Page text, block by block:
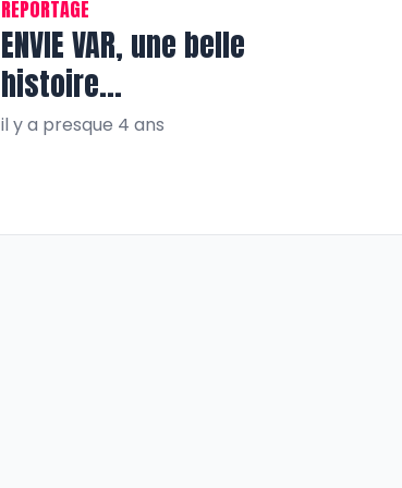
REPORTAGE
ENVIE VAR, une belle
histoire…
il y a presque 4 ans